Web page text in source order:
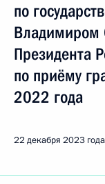
по
Владимиром
Президента
по приёму
2022 года
22 декабря 2023 года